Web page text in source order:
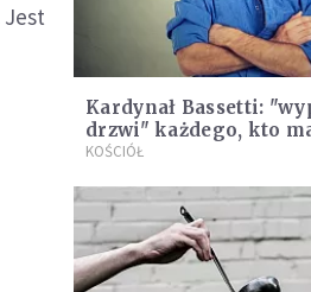
Kardynał Bassetti:
drzwi" każdego, kto
za złe
KOŚCIÓŁ